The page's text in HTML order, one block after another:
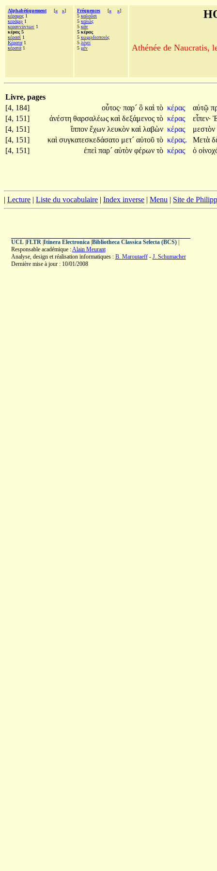
Alphabétiquement [« »]
κέραμος 1
κεράμῳ 1
κεραννύντων 1
κέρας 5
κέρασί 1
Κέρατα 1
κέρατά 1
Fréquences [« »]
5 καλοῦσι
5 καλῶς
5 κἂν
5 κέρας
5 κωμῳδιοποιὸς
5 λέγει
5 μέν Athénée de Naucratis,
Livre, pages
[4, 184]
οὗτος· παρ´ ὃ καὶ τὸ κέρας αὐτῷ
[4, 151]
ἀνέστη θαρσαλέως καὶ δεξάμενος τὸ κέρας εἶπεν·
[4, 151]
ἵππον ἔχων λευκὸν καὶ λαβὼν κέρας
μεστὸν
[4, 151]
καὶ συγκατεσκεδάσατο μετ´ αὐτοῦ τὸ κέρας. Μετὰ
[4, 151]
ἐπεὶ παρ´ αὐτὸν φέρων τὸ κέρας ὁ
| Lecture | Liste du vocabulaire | Index inverse | Menu | Site de
UCL| FLTR| Itinera Electronica| Bibliotheca Classica Selecta (BCS)|
Responsable académique :Alain Meurant
Analyse, design et réalisation informatiques : B. Maroutaeff- J. Schumacher
Dernière mise à jour : 10/01/2008